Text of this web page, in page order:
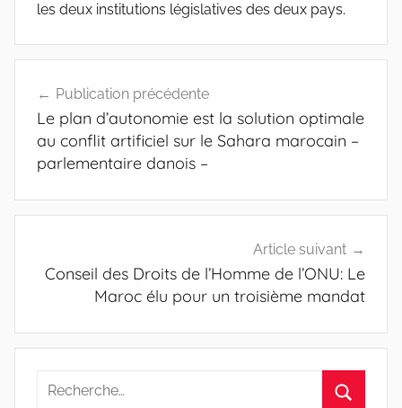
les deux institutions législatives des deux pays.
de
l’article
Publication précédente
Le plan d’autonomie est la solution optimale
au conflit artificiel sur le Sahara marocain –
parlementaire danois –
Article suivant
Conseil des Droits de l’Homme de l’ONU: Le
Maroc élu pour un troisième mandat
Recherche